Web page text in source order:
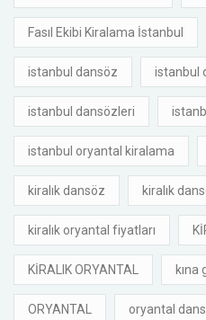
Fasıl Ekibi Kiralama İstanbul
istanbul dansöz istanbul
istanbul dansözleri
istanbul oryantal kiralama
kiralık dansöz kiralık
kiralık oryantal fiyatları
KİRALIK ORYANTAL kına
ORYANTAL oryantal